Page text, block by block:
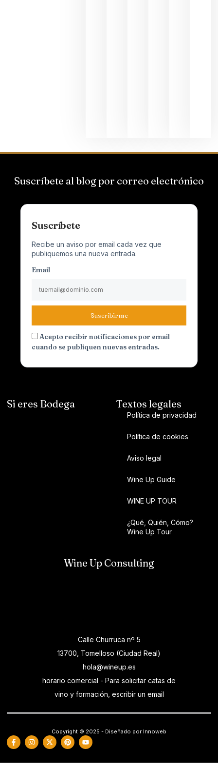
Suscríbete al blog por correo electrónico
Suscríbete
Recibe un aviso por email cada vez que
publiquemos una nueva entrada.
Email
Suscribirme
Acepto recibir notificaciones por email
cuando se publiquen nuevas entradas.
Si eres Bodega Textos legales
Política de privacidad
Política de cookies
Aviso legal
Wine Up Guide
WINE UP TOUR
¿Qué, Quién, Cómo?
Wine Up Tour
Wine Up Consulting
Calle Churruca nº 5
13700, Tomelloso (Ciudad Real)
hola@wineup.es
horario comercial - Para solicitar catas de
vino y formación, escribir un email
Copyright © 2025 - Diseñado por Innoweb